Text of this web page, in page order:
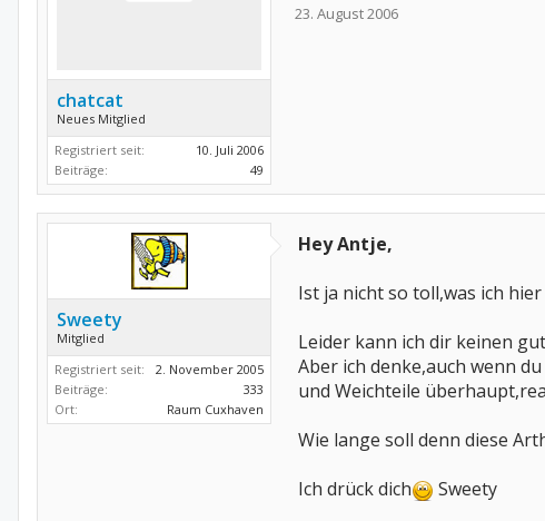
chatcat
Neues Mitglied
Registriert seit:
10. Juli 2006
Beiträge:
49
23. August 2006
Sweety
Mitglied
Registriert seit:
2. November 2005
Beiträge:
333
Ort:
Raum Cuxhaven
Hey Antje,
Ist ja nicht so toll,was ich hier
Leider kann ich dir keinen
Aber ich denke,auch wenn
und Weichteile
Wie lange soll denn diese
Ich drück dich
Sweety